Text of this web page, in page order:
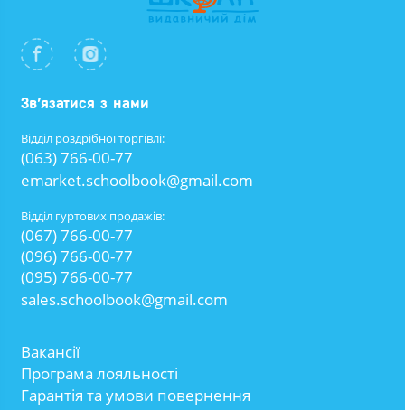
Зв’язатися з нами
Відділ роздрібної торгівлі:
(063) 766-00-77
emarket.schoolbook@gmail.com
Відділ гуртових продажів:
(067) 766-00-77
(096) 766-00-77
(095) 766-00-77
sales.schoolbook@gmail.com
Вакансії
Програма лояльності
Гарантія та умови повернення